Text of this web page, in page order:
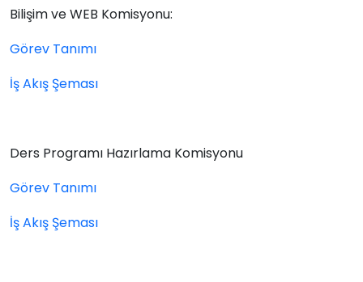
Bilişim ve WEB Komisyonu:
Görev Tanımı
İş Akış Şeması
Ders Programı Hazırlama Komisyonu
Görev Tanımı
İş Akış Şeması